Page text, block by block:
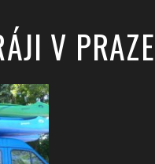
V PRAZE